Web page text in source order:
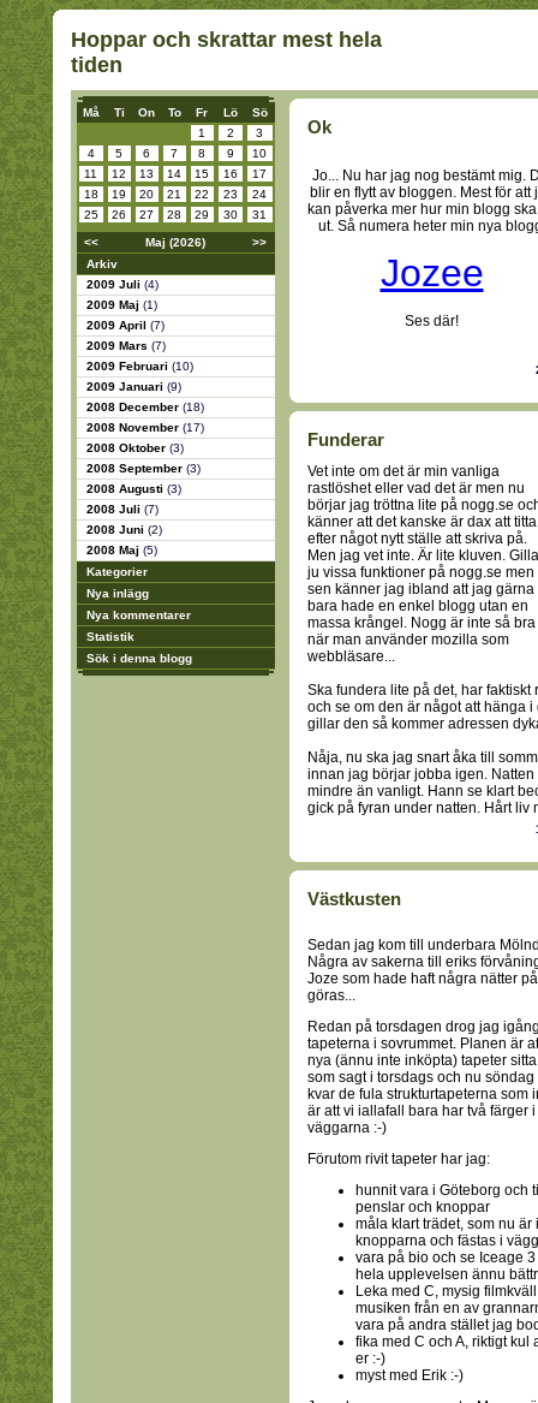
Hoppar och skrattar mest hela
tiden
Må Ti On To Fr Lö
Sö
1
2
3
4
5 6 7 8 9
10
11
12 13 14 15 16
17
18
19 20 21 22 23
24
25
26 27 28 29 30 31
<< Maj (2026)
>>
Arkiv
2009 Juli (4)
2009 Maj (1)
2009 April (7)
2009 Mars (7)
2009 Februari (10)
2009 Januari (9)
2008 December (18)
2008 November (17)
2008 Oktober (3)
2008 September (3)
2008 Augusti (3)
2008 Juli (7)
2008 Juni (2)
2008 Maj (5)
Kategorier
Nya inlägg
Nya kommentarer
Statistik
Sök i denna blogg
Ok
Jo... Nu har jag nog bestämt mig.
blir en flytt av bloggen. Mest för att
kan påverka mer hur min blogg
ut. Så numera heter min nya
Jozee
Ses där!
Funderar
Vet inte om det är min vanliga
rastlöshet eller vad det är men nu
börjar jag tröttna lite på nogg.se
känner att det kanske är dax att titta
efter något nytt ställe att skriva på.
Men jag vet inte. Är lite kluven.
ju vissa funktioner på nogg.se men
sen känner jag ibland att jag gärna
bara hade en enkel blogg utan en
massa krångel. Nogg är inte så bra
när man använder mozilla som
webbläsare...
Ska fundera lite på det, har
och se om den är något att hänga
gillar den så kommer adressen
Nåja, nu ska jag snart åka till
innan jag börjar jobba igen.
mindre än vanligt. Hann se klart
gick på fyran under natten. Hårt liv
Västkusten
Sedan jag kom till underbara
Några av sakerna till eriks
Joze som hade haft några nätter
göras...
Redan på torsdagen drog jag
tapeterna i sovrummet. Planen är
nya (ännu inte inköpta) tapeter
som sagt i torsdags och nu
kvar de fula strukturtapeterna som
är att vi iallafall bara har två färger
väggarna :-)
Förutom rivit tapeter har jag:
hunnit vara i Göteborg och
penslar och knoppar
måla klart trädet, som nu
knopparna och fästas i
vara på bio och se Iceage
hela upplevelsen ännu
Leka med C, mysig
musiken från en av
vara på andra stället jag
fika med C och A, riktigt kul
er :-)
myst med Erik :-)